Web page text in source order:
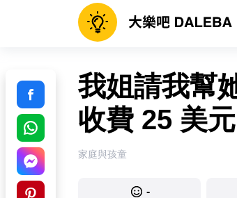
我姐請我幫
收費 25 美元
家庭與孩童
-